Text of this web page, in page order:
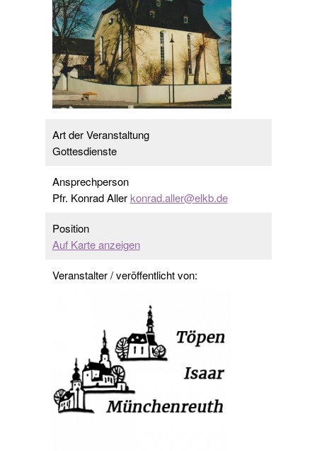
Art der Veranstaltung
Gottesdienste
Ansprechperson
Pfr. Konrad Aller konrad.aller@elkb.de
Position
Auf Karte anzeigen
Veranstalter / veröffentlicht von: